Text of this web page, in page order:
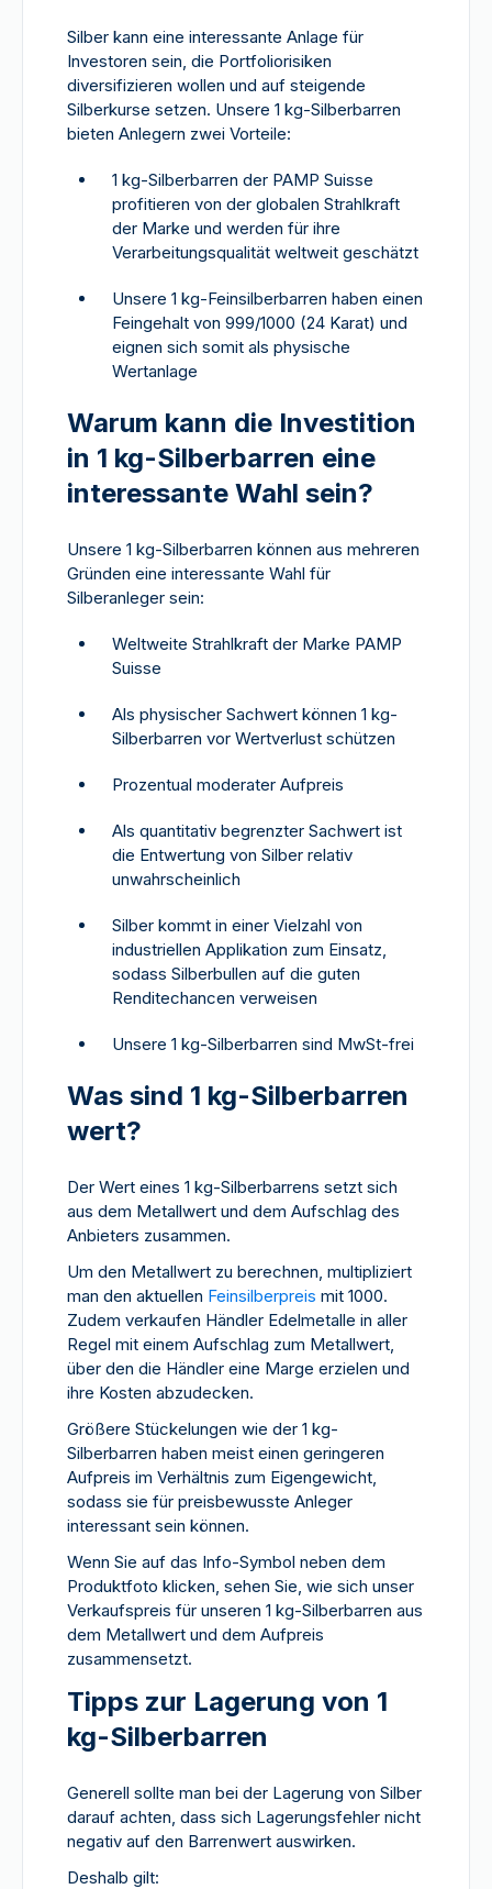
Silber kann eine interessante Anlage für
Investoren sein, die Portfoliorisiken
diversifizieren wollen und auf steigende
Silberkurse setzen. Unsere 1 kg-Silberbarren
bieten Anlegern zwei Vorteile:
1 kg-Silberbarren der PAMP Suisse
profitieren von der globalen Strahlkraft
der Marke und werden für ihre
Verarbeitungsqualität weltweit geschätzt
Unsere 1 kg-Feinsilberbarren haben einen
Feingehalt von 999/1000 (24 Karat) und
eignen sich somit als physische
Wertanlage
Warum kann die Investition
in 1 kg-Silberbarren eine
interessante Wahl sein?
Unsere 1 kg-Silberbarren können aus mehreren
Gründen eine interessante Wahl für
Silberanleger sein:
Weltweite Strahlkraft der Marke PAMP
Suisse
Als physischer Sachwert können 1 kg-
Silberbarren vor Wertverlust schützen
Prozentual moderater Aufpreis
Als quantitativ begrenzter Sachwert ist
die Entwertung von Silber relativ
unwahrscheinlich
Silber kommt in einer Vielzahl von
industriellen Applikation zum Einsatz,
sodass Silberbullen auf die guten
Renditechancen verweisen
Unsere 1 kg-Silberbarren sind MwSt-frei
Was sind 1 kg-Silberbarren
wert?
Der Wert eines 1 kg-Silberbarrens setzt sich
aus dem Metallwert und dem Aufschlag des
Anbieters zusammen.
Um den Metallwert zu berechnen, multipliziert
man den aktuellen Feinsilberpreis mit 1000.
Zudem verkaufen Händler Edelmetalle in aller
Regel mit einem Aufschlag zum Metallwert,
über den die Händler eine Marge erzielen und
ihre Kosten abzudecken.
Größere Stückelungen wie der 1 kg-
Silberbarren haben meist einen geringeren
Aufpreis im Verhältnis zum Eigengewicht,
sodass sie für preisbewusste Anleger
interessant sein können.
Wenn Sie auf das Info-Symbol neben dem
Produktfoto klicken, sehen Sie, wie sich unser
Verkaufspreis für unseren 1 kg-Silberbarren aus
dem Metallwert und dem Aufpreis
zusammensetzt.
Tipps zur Lagerung von 1
kg-Silberbarren
Generell sollte man bei der Lagerung von Silber
darauf achten, dass sich Lagerungsfehler nicht
negativ auf den Barrenwert auswirken.
Deshalb gilt: